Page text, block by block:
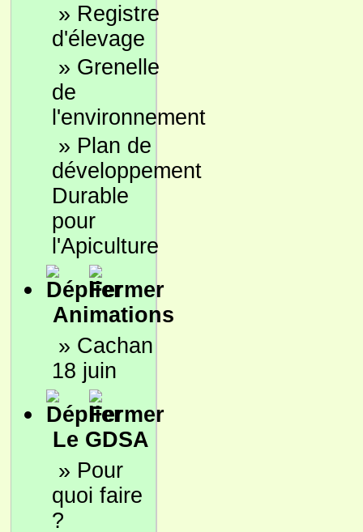
» Registre
d'élevage
» Grenelle
de
l'environnement
» Plan de
développement
Durable
pour
l'Apiculture
Animations
» Cachan
18 juin
Le GDSA
» Pour
quoi faire
?